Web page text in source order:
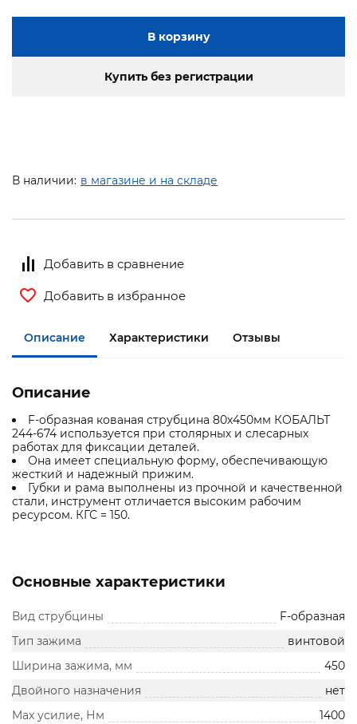
В корзину
Купить без регистрации
В наличии: в магазине и на складе
Добавить в сравнение
Добавить в избранное
Описание Характеристики Отзывы
Описание
F-образная кованая струбцина 80х450мм КОБАЛЬТ
244-674 используется при столярных и слесарных
работах для фиксации деталей.
Она имеет специальную форму, обеспечивающую
жесткий и надежный прижим.
Губки и рама выполнены из прочной и качественной
стали, инструмент отличается высоким рабочим
ресурсом. КГС = 150.
Основные характеристики
Вид струбцины
F-образная
Тип зажима
винтовой
Ширина зажима, мм
450
Двойного назначения
нет
Max усилие, Нм
1400